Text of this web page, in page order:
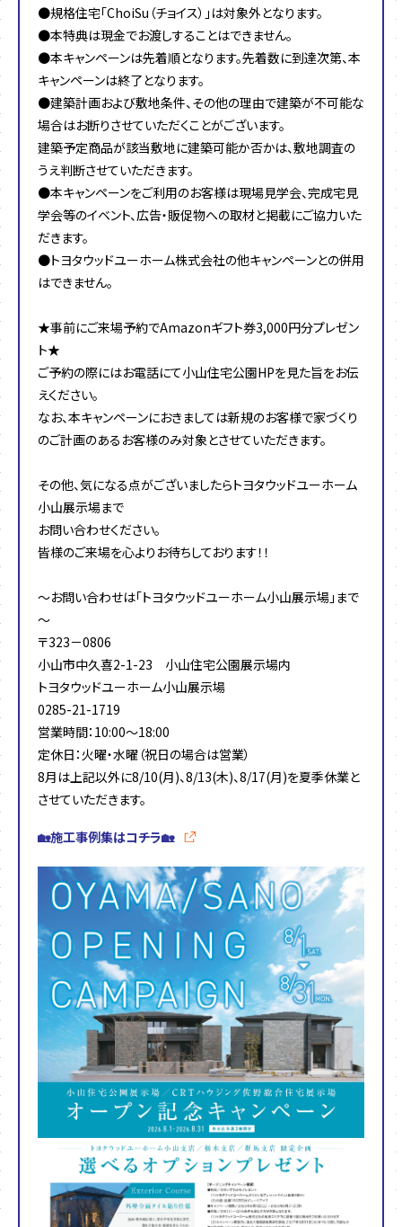
●規格住宅「ChoiSu（チョイス）」は対象外となります。
●本特典は現金でお渡しすることはできません。
●本キャンペーンは先着順となります。先着数に到達次第、本
キャンペーンは終了となります。
●建築計画および敷地条件、その他の理由で建築が不可能な
場合はお断りさせていただくことがございます。
建築予定商品が該当敷地に建築可能か否かは、敷地調査の
うえ判断させていただきます。
●本キャンペーンをご利用のお客様は現場見学会、完成宅見
学会等のイベント、広告・販促物への取材と掲載にご協力いた
だきます。
●トヨタウッドユーホーム株式会社の他キャンペーンとの併用
はできません。
★事前にご来場予約でAmazonギフト券3,000円分プレゼン
ト★
ご予約の際にはお電話にて小山住宅公園HPを見た旨をお伝
えください。
なお、本キャンペーンにおきましては新規のお客様で家づくり
のご計画のあるお客様のみ対象とさせていただきます。
その他、気になる点がございましたらトヨタウッドユーホーム
小山展示場まで
お問い合わせください。
皆様のご来場を心よりお待ちしております！！
～お問い合わせは「トヨタウッドユーホーム小山展示場」まで
～
〒323－0806
小山市中久喜2-1-23 小山住宅公園展示場内
トヨタウッドユーホーム小山展示場
0285-21-1719
営業時間：10:00～18:00
定休日：火曜・水曜（祝日の場合は営業）
8月は上記以外に8/10(月)、8/13(木)、8/17(月)を夏季休業と
させていただきます。
🏡施工事例集はコチラ🏡